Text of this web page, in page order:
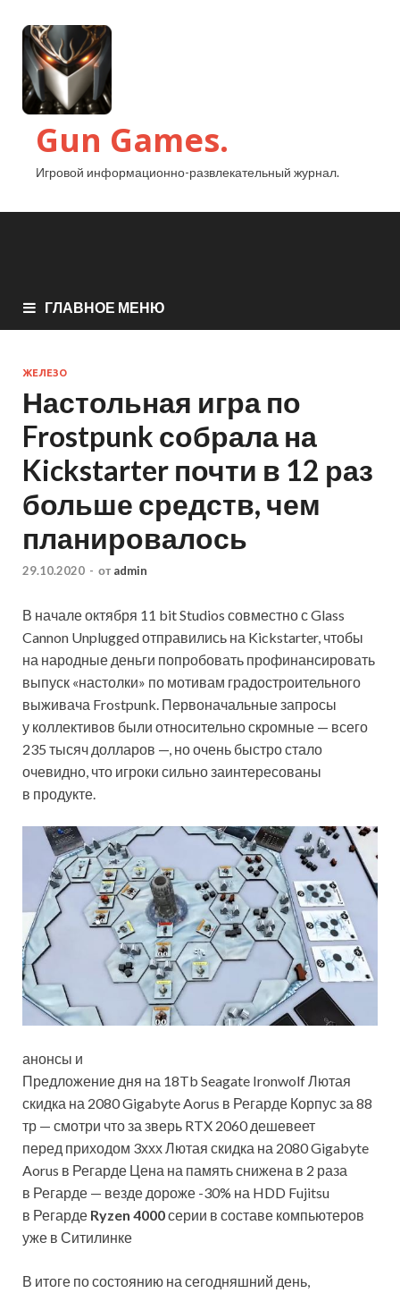
Gun Games.
Игровой информационно-развлекательный журнал.
ГЛАВНОЕ МЕНЮ
ЖЕЛЕЗО
Настольная игра по
Frostpunk собрала на
Kickstarter почти в 12 раз
больше средств, чем
планировалось
29.10.2020 - от admin
В начале октября 11 bit Studios совместно с Glass
Cannon Unplugged отправились на Kickstarter, чтобы
на народные деньги попробовать профинансировать
выпуск «настолки» по мотивам градостроительного
выживача Frostpunk. Первоначальные запросы
у коллективов были относительно скромные — всего
235 тысяч долларов —, но очень быстро стало
очевидно, что игроки сильно заинтересованы
в продукте.
анонсы и
Предложение дня на 18Tb Seagate Ironwolf Лютая
скидка на 2080 Gigabyte Aorus в Регарде Корпус за 88
тр — смотри что за зверь RTX 2060 дешевеет
перед приходом 3ххх Лютая скидка на 2080 Gigabyte
Aorus в Регарде Цена на память снижена в 2 раза
в Регарде — везде дороже -30% на HDD Fujitsu
в Регарде Ryzen 4000серии в составе компьютеров
уже в Ситилинке
В итоге по состоянию на сегодняшний день,